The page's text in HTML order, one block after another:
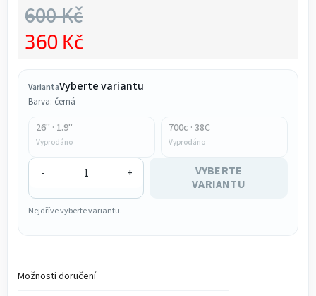
VariantaVyberte variantu
Barva: černá
26" · 1.9"
Vyprodáno
700c · 38C
Vyprodáno
- +
VYBERTE
VARIANTU
Nejdříve vyberte variantu.
Možnosti doručení
600 Kč
360 Kč